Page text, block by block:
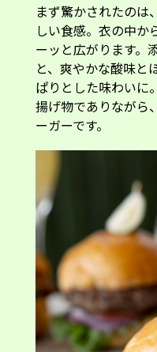
まず驚かされたのは
しい食感。衣の中か
ーッと広がります。
と、爽やかな酸味と
ぱりとした味わいに
揚げ物でありながら
ーガーです。